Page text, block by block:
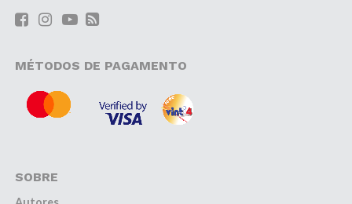
MÉTODOS DE PAGAMENTO
SOBRE